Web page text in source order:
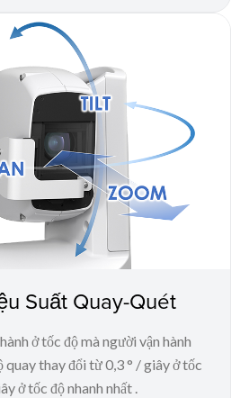
Suất Quay-Quét
ở tốc độ mà người vận hành
quay thay đổi từ 0,3 ° / giây ở tốc
ở tốc độ nhanh nhất .